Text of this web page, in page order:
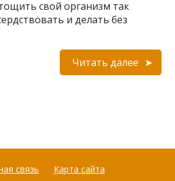
свой организм так
и делать без
Читать далее
связь Карта сайта